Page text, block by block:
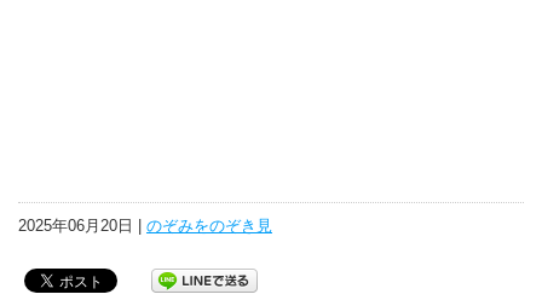
2025年06月20日 | のぞみをのぞき見